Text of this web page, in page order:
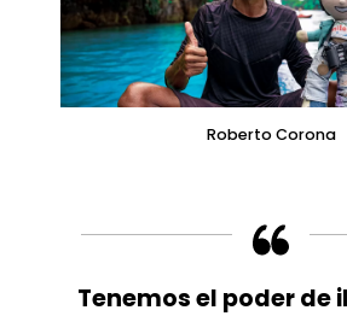
Roberto Corona
Tenemos el poder de